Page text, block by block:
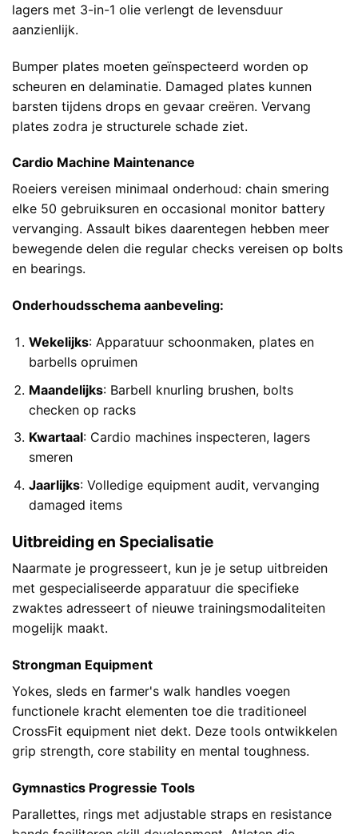
lagers met 3-in-1 olie verlengt de levensduur
aanzienlijk.
Bumper plates moeten geïnspecteerd worden op
scheuren en delaminatie. Damaged plates kunnen
barsten tijdens drops en gevaar creëren. Vervang
plates zodra je structurele schade ziet.
Cardio Machine Maintenance
Roeiers vereisen minimaal onderhoud: chain smering
elke 50 gebruiksuren en occasional monitor battery
vervanging. Assault bikes daarentegen hebben meer
bewegende delen die regular checks vereisen op bolts
en bearings.
Onderhoudsschema aanbeveling:
Wekelijks: Apparatuur schoonmaken, plates en
barbells opruimen
Maandelijks: Barbell knurling brushen, bolts
checken op racks
Kwartaal: Cardio machines inspecteren, lagers
smeren
Jaarlijks: Volledige equipment audit, vervanging
damaged items
Uitbreiding en Specialisatie
Naarmate je progresseert, kun je je setup uitbreiden
met gespecialiseerde apparatuur die specifieke
zwaktes adresseert of nieuwe trainingsmodaliteiten
mogelijk maakt.
Strongman Equipment
Yokes, sleds en farmer's walk handles voegen
functionele kracht elementen toe die traditioneel
CrossFit equipment niet dekt. Deze tools ontwikkelen
grip strength, core stability en mental toughness.
Gymnastics Progressie Tools
Parallettes, rings met adjustable straps en resistance